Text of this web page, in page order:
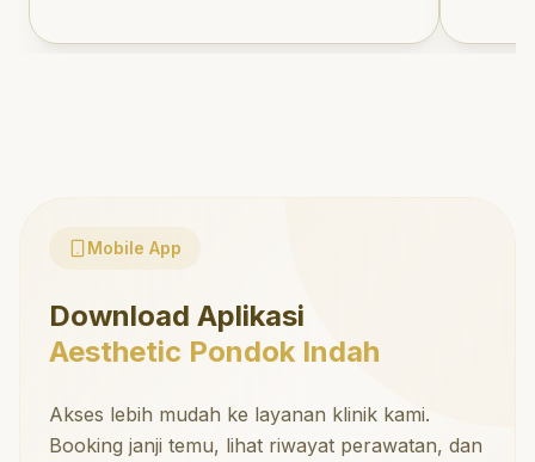
Mobile App
Download Aplikasi
Aesthetic Pondok Indah
Akses lebih mudah ke layanan klinik kami.
Booking janji temu, lihat riwayat perawatan, dan